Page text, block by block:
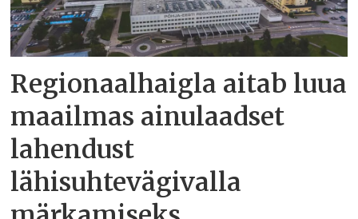
Regionaalhaigla aitab luua
maailmas ainulaadset
lahendust
lähisuhtevägivalla